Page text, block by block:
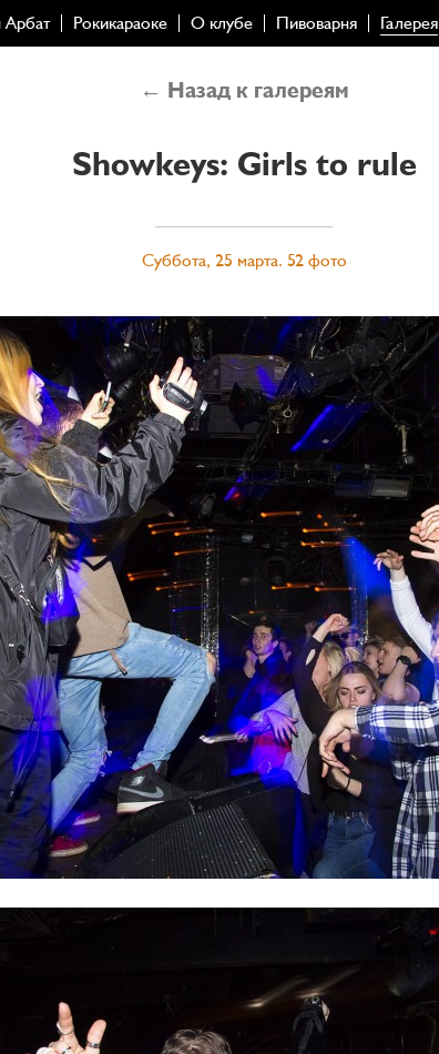
Арбат Рокикараоке О клубе Пивоварня Галерея
← Назад к галереям
Showkeys: Girls to rule
Суббота, 25 марта. 52 фото